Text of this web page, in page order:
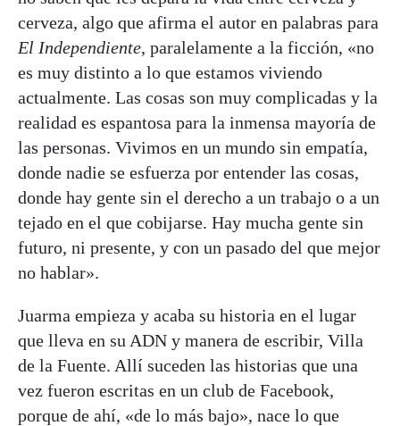
cerveza, algo que afirma el autor en palabras para
El Independiente, paralelamente a la ficción, «no
es muy distinto a lo que estamos viviendo
actualmente. Las cosas son muy complicadas y la
realidad es espantosa para la inmensa mayoría de
las personas. Vivimos en un mundo sin empatía,
donde nadie se esfuerza por entender las cosas,
donde hay gente sin el derecho a un trabajo o a un
tejado en el que cobijarse. Hay mucha gente sin
futuro, ni presente, y con un pasado del que mejor
no hablar».
Juarma empieza y acaba su historia en el lugar
que lleva en su ADN y manera de escribir, Villa
de la Fuente. Allí suceden las historias que una
vez fueron escritas en un club de Facebook,
porque de ahí, «de lo más bajo», nace lo que